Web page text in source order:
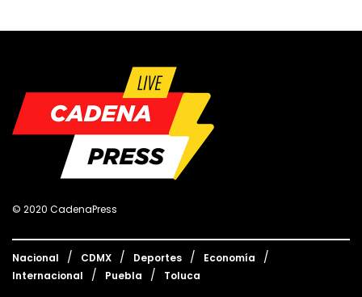
© 2020 CadenaPress
Nacional CDMX Deportes
Economía
Internacional
Puebla Toluca